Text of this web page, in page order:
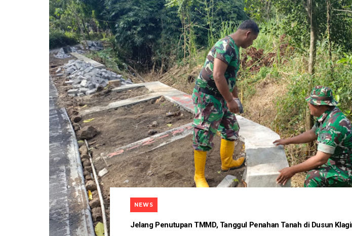
NEWS
Jelang Penutupan TMMD, Tanggul Penahan Tanah di Dusun